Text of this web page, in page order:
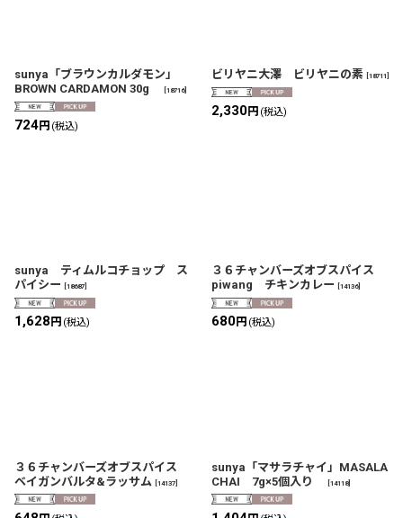
sunya「ブラウンカルダモン」
BROWN CARDAMON 30g
18716]
724円 (税込)
ビリヤニ大澤 ビリヤニの素 18711
2,330円 (税込)
sunya ティムルコチョップ ス
パイシー
18687
1,628 円 (税込)
３６チャンバーズオブスパイス
piwang チキンカレー
14136]
680円 (税込)
３６チャンバーズオブスパイス
ベイガンバルタ&ラッサム
[14137]
sunya「マサラチャイ」MASALA
CHAI 7g×5個入り
[14118]